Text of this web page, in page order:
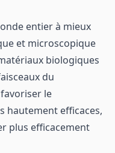
entier à mieux
et microscopique
biologiques
du
le
hautement efficaces,
plus efficacement